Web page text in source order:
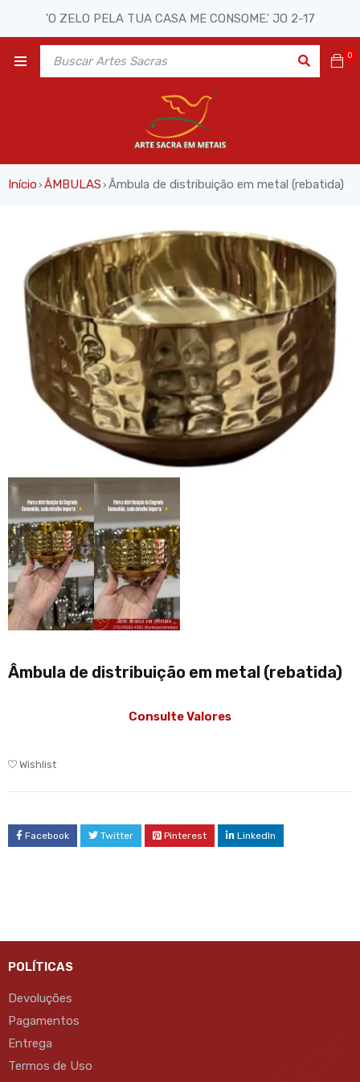
'O ZELO PELA TUA CASA ME CONSOME.' JO 2-17
0
Início› ÂMBULAS › Âmbula de distribuição em metal (rebatida)
Âmbula de distribuição em metal (rebatida)
Consulte Valores
Wishlist
Facebook Twitter Pinterest LinkedIn
POLÍTICAS
Devoluções
Pagamentos
Entrega
Termos de Uso